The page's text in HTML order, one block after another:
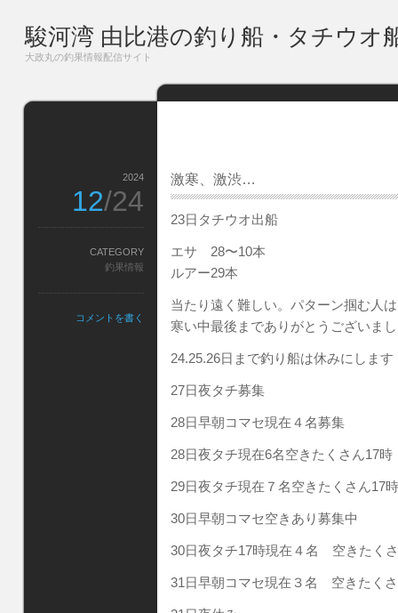
駿河湾 由比港の釣り船・タチウオ
大政丸の釣果情報配信サイト
激寒、激渋…
23日タチウオ出船
エサ 28〜10本
ルアー29本
当たり遠く難しい。パターン掴む人
寒い中最後までありがとうございま
24.25.26日まで釣り船は休みにします
27日夜タチ募集
28日早朝コマセ現在４名募集
28日夜タチ現在6名空きたくさん17時
29日夜タチ現在７名空きたくさん17時
30日早朝コマセ空きあり募集中
30日夜タチ17時現在４名 空きたく
31日早朝コマセ現在３名 空きたく
2024
12/24
CATEGORY
釣果情報
コメントを書く